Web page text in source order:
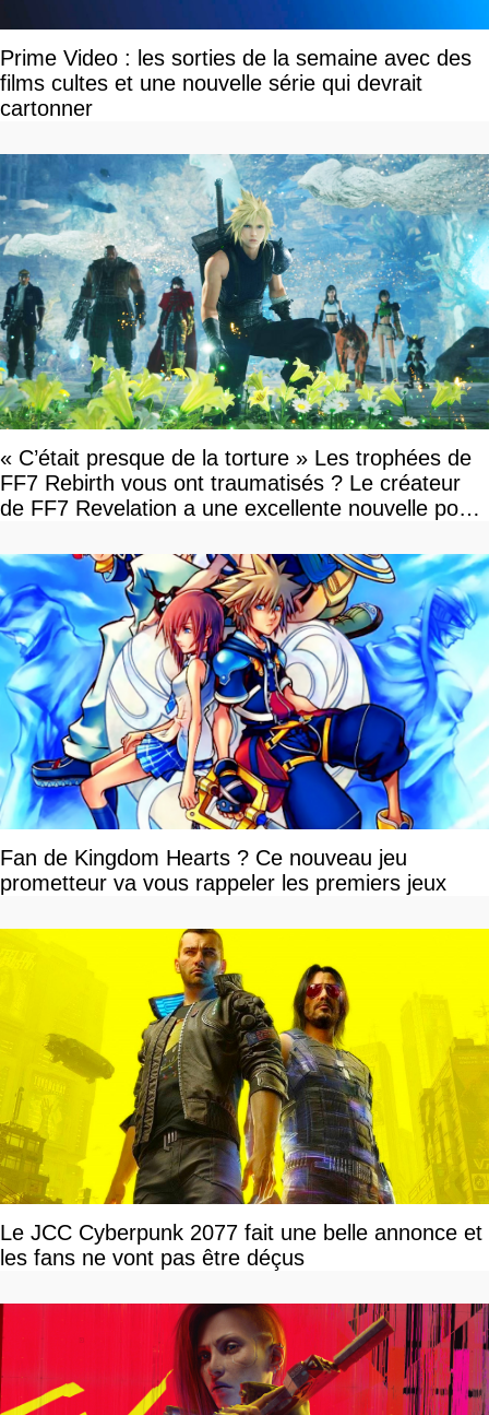
Prime Video : les sorties de la semaine avec des
films cultes et une nouvelle série qui devrait
cartonner
« C’était presque de la torture » Les trophées de
FF7 Rebirth vous ont traumatisés ? Le créateur
de FF7 Revelation a une excellente nouvelle pour
Fan de Kingdom Hearts ? Ce nouveau jeu
prometteur va vous rappeler les premiers jeux
Le JCC Cyberpunk 2077 fait une belle annonce et
les fans ne vont pas être déçus